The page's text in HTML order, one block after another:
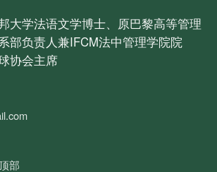
大学法语文学博士、原巴黎高等管理
部负责人兼IFCM法中管理学院院
协会主席
部